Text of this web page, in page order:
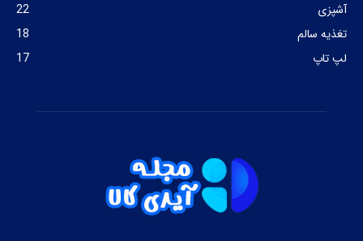
آشپزی
22
تغذیه سالم
18
لپ تاپ
17